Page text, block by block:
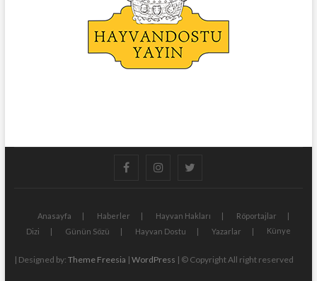
facebookinstagram
Anasayfa Haberler Hayvan Hakları
Röportajlar
Dizi
Günün Sözü Hayvan Dostu Yazarlar Künye
| Designed by: Theme Freesia | WordPress | © Copyright All right reserved